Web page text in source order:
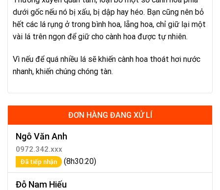
dưới gốc nếu nó bị xấu, bị dập hay héo. Bạn cũng nên bỏ
hết các lá rụng ở trong bình hoa, lẵng hoa, chỉ giữ lại một
vài lá trên ngọn để giữ cho cành hoa được tự nhiên.
Vì nếu để quá nhiều lá sẽ khiến cành hoa thoát hơi nước
nhanh, khiến chúng chóng tàn.
ĐƠN HÀNG ĐANG XỬ LÍ
Ngô Văn Anh
0972.342.xxx
Đã tiếp nhận (8h30:20)
Đỗ Nam Hiếu